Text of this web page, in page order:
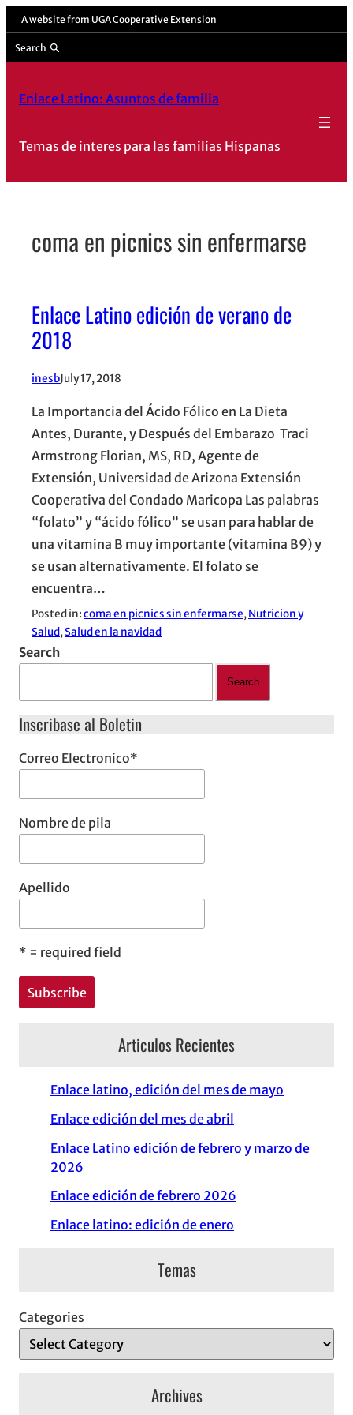
Skip
content
A website from UGA Cooperative Extension
Search
Enlace Latino: Asuntos de familia
Temas de interes para las familias Hispanas
coma en picnics sin enfermarse
Enlace Latino edición de verano de
2018
inesbJuly 17, 2018
La Importancia del Ácido Fólico en La Dieta
Antes, Durante, y Después del Embarazo Traci
Armstrong Florian, MS, RD, Agente de
Extensión, Universidad de Arizona Extensión
Cooperativa del Condado Maricopa Las palabras
“folato” y “ácido fólico” se usan para hablar de
una vitamina B muy importante (vitamina B9) y
se usan alternativamente. El folato se
encuentra…
Posted in:coma en picnics sin enfermarse, Nutricion y
Salud, Salud en la navidad
Search
Search
Inscribase al Boletin
Correo Electronico*
Nombre de pila
Apellido
* = required field
Articulos Recientes
Enlace latino, edición del mes de mayo
Enlace edición del mes de abril
Enlace Latino edición de febrero y marzo de
2026
Enlace edición de febrero 2026
Enlace latino: edición de enero
Temas
Categories
Archives